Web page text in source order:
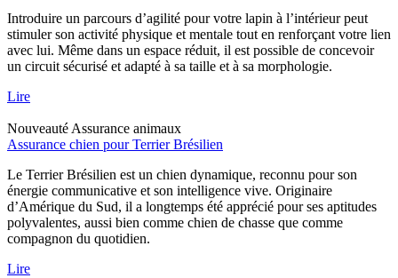
Introduire un parcours d’agilité pour votre lapin à l’intérieur peut
stimuler son activité physique et mentale tout en renforçant votre lien
avec lui. Même dans un espace réduit, il est possible de concevoir
un circuit sécurisé et adapté à sa taille et à sa morphologie.
Lire
Nouveauté Assurance animaux
Assurance chien pour Terrier Brésilien
Le Terrier Brésilien est un chien dynamique, reconnu pour son
énergie communicative et son intelligence vive. Originaire
d’Amérique du Sud, il a longtemps été apprécié pour ses aptitudes
polyvalentes, aussi bien comme chien de chasse que comme
compagnon du quotidien.
Lire